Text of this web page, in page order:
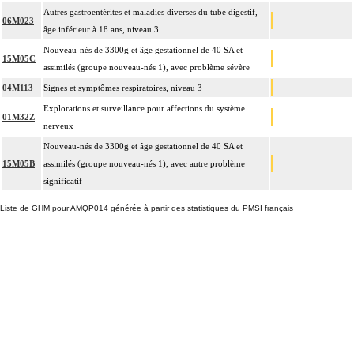
06M023
Autres gastroentérites et maladies diverses du tube digestif,
âge inférieur à 18 ans, niveau 3
15M05C
Nouveau-nés de 3300g et âge gestationnel de 40 SA et
assimilés (groupe nouveau-nés 1), avec problème sévère
04M113 Signes et symptômes respiratoires, niveau 3
01M32Z
Explorations et surveillance pour affections du système
nerveux
15M05B
Nouveau-nés de 3300g et âge gestationnel de 40 SA et
assimilés (groupe nouveau-nés 1), avec autre problème
significatif
Liste de GHM pour AMQP014 générée à partir des statistiques du PMSI français